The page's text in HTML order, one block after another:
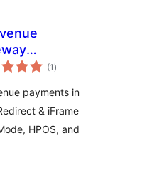
for
(1 個
の
価
)
payments in
& iFrame
HPOS, and